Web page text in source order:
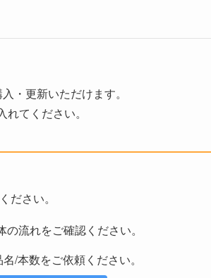
・更新いただけます。
てください。
ださい。
の流れをご確認ください。
/本数をご依頼ください。